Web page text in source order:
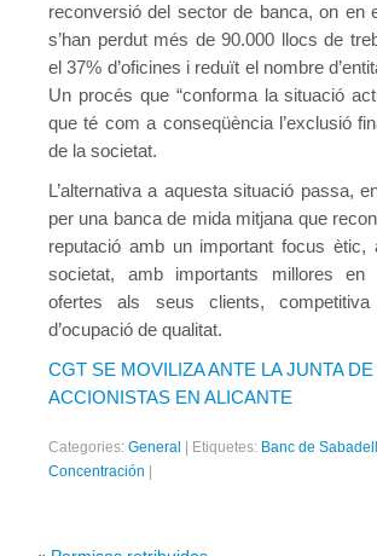
22/03/2020 – Comunicat CGT #5:
Real Decret 8/2020
18/03/2020 – (1) Anàlisis d’urgència
18/03/2020 – (2) Anàlisis d’urgència
Suspensió serveis no essencials
Més informació
reconversió del sector de banca, on en
s’han perdut més de 90.000 llocs de
el 37% d’oficines i reduït el nombre
Un procés que “conforma la situació
que té com a conseqüència l’exclusió
de la societat.
L’alternativa a aquesta situació passa,
per una banca de mida mitjana que
reputació amb un important focus ètic,
societat, amb importants millores
ofertes als seus clients,
d’ocupació de qualitat.
CGT SE MOVILIZA ANTE LA JUNTA DE
ACCIONISTAS EN ALICANTE
Categories: General Etiquetes: Banc de Sabadell
Concentración